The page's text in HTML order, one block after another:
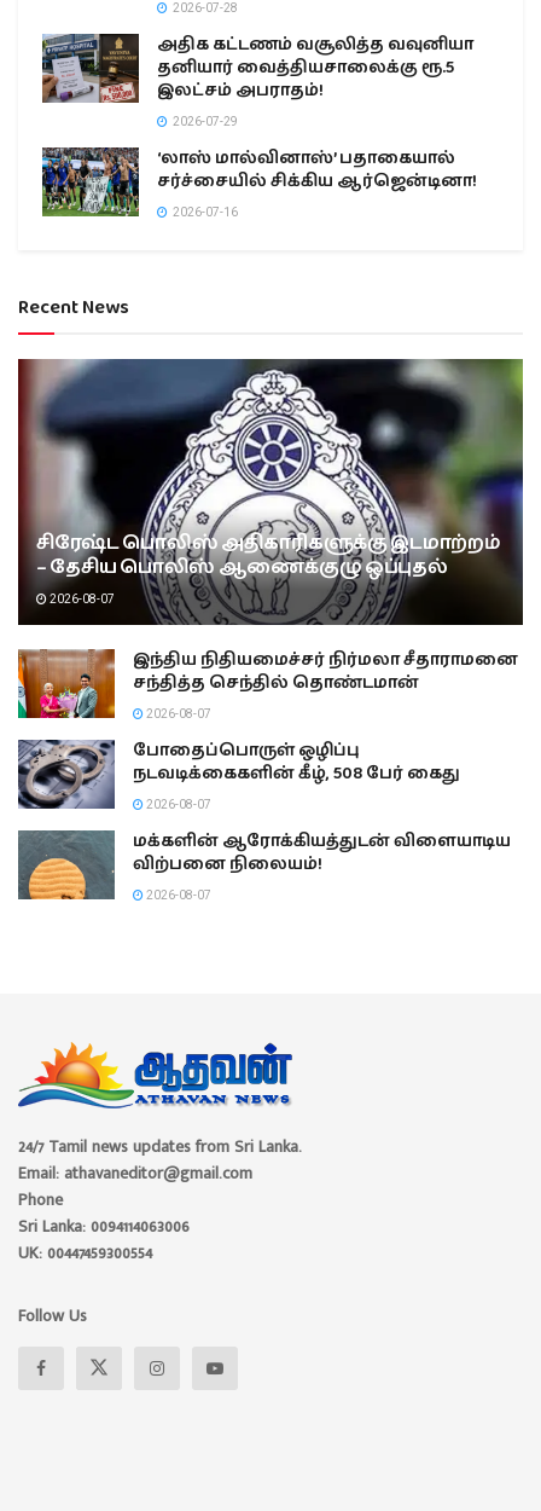
2026-07-28
அதிக கட்டணம் வசூலித்த வவுனியா
தனியார் வைத்தியசாலைக்கு ரூ.5
இலட்சம் அபராதம்!
2026-07-29
‘லாஸ் மால்வினாஸ்’ பதாகையால்
சர்ச்சையில் சிக்கிய ஆர்ஜென்டினா!
2026-07-16
Recent News
சிரேஷ்ட பொலிஸ் அதிகாரிகளுக்கு இடமாற்றம்
– தேசிய பொலிஸ் ஆணைக்குழு ஒப்புதல்
2026-08-07
இந்திய நிதியமைச்சர் நிர்மலா சீதாராமனை
சந்தித்த செந்தில் தொண்டமான்
2026-08-07
போதைப்பொருள் ஒழிப்பு
நடவடிக்கைகளின் கீழ், 508 பேர் கைது
2026-08-07
மக்களின் ஆரோக்கியத்துடன் விளையாடிய
விற்பனை நிலையம்!
2026-08-07
24/7 Tamil news updates from Sri Lanka.
Email: athavaneditor@gmail.com
Phone
Sri Lanka: 0094114063006
UK: 00447459300554
Follow Us